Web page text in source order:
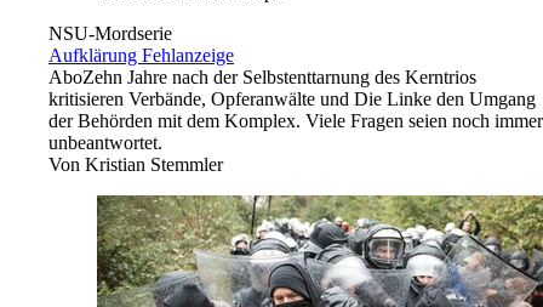
Federico Gambarini/dpa